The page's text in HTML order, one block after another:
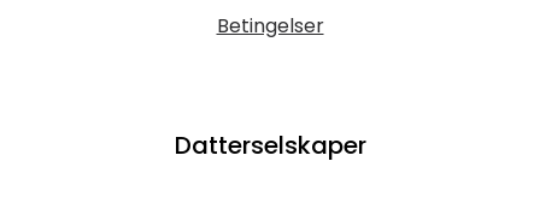
Betingelser
Datterselskaper